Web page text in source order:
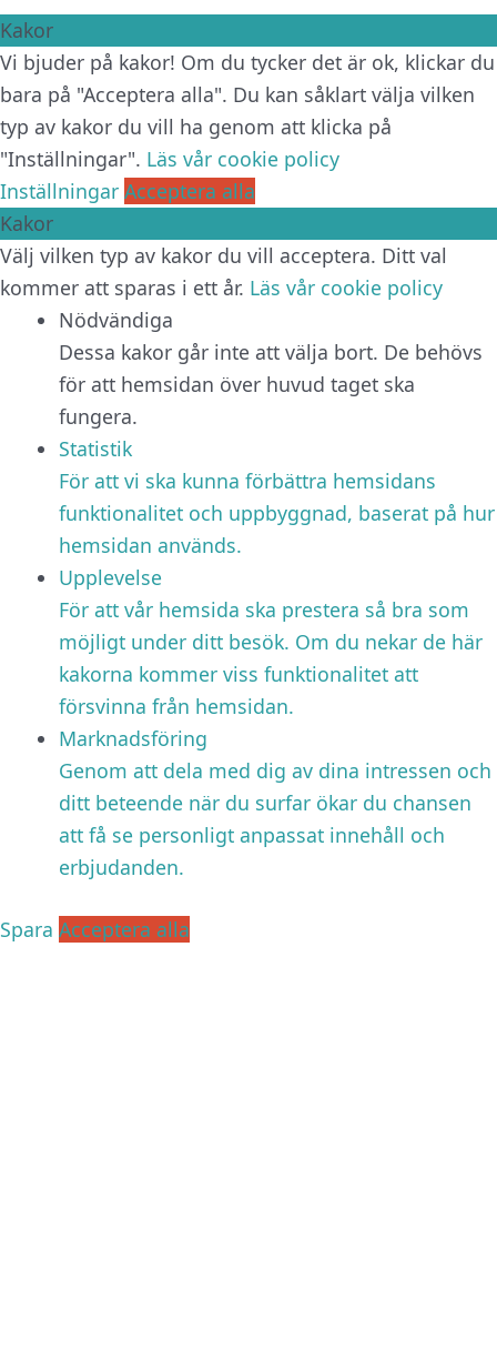
Kakor
Vi bjuder på kakor! Om du tycker det är ok, klickar du
bara på "Acceptera alla". Du kan såklart välja vilken
typ av kakor du vill ha genom att klicka på
"Inställningar". Läs vår cookie policy
Inställningar Acceptera alla
Kakor
Välj vilken typ av kakor du vill acceptera. Ditt val
kommer att sparas i ett år. Läs vår cookie policy
Nödvändiga
Dessa kakor går inte att välja bort. De behövs
för att hemsidan över huvud taget ska
fungera.
Statistik
För att vi ska kunna förbättra hemsidans
funktionalitet och uppbyggnad, baserat på hur
hemsidan används.
Upplevelse
För att vår hemsida ska prestera så bra som
möjligt under ditt besök. Om du nekar de här
kakorna kommer viss funktionalitet att
försvinna från hemsidan.
Marknadsföring
Genom att dela med dig av dina intressen och
ditt beteende när du surfar ökar du chansen
att få se personligt anpassat innehåll och
erbjudanden.
Spara Acceptera alla